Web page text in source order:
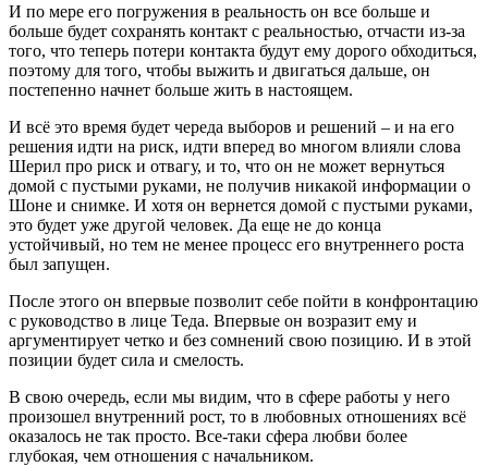
И по мере его погружения в реальность он все больше и
больше будет сохранять контакт с реальностью, отчасти из-за
того, что теперь потери контакта будут ему дорого обходиться,
поэтому для того, чтобы выжить и двигаться дальше, он
постепенно начнет больше жить в настоящем.
И всё это время будет череда выборов и решений – и на его
решения идти на риск, идти вперед во многом влияли слова
Шерил про риск и отвагу, и то, что он не может вернуться
домой с пустыми руками, не получив никакой информации о
Шоне и снимке. И хотя он вернется домой с пустыми руками,
это будет уже другой человек. Да еще не до конца
устойчивый, но тем не менее процесс его внутреннего роста
был запущен.
После этого он впервые позволит себе пойти в конфронтацию
с руководство в лице Теда. Впервые он возразит ему и
аргументирует четко и без сомнений свою позицию. И в этой
позиции будет сила и смелость.
В свою очередь, если мы видим, что в сфере работы у него
произошел внутренний рост, то в любовных отношениях всё
оказалось не так просто. Все-таки сфера любви более
глубокая, чем отношения с начальником.